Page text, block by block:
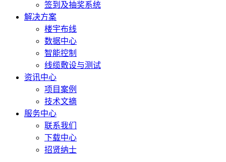
签到及抽奖系统
解决方案
楼宇布线
数据中心
智能控制
线缆敷设与测试
资讯中心
项目案例
技术文摘
服务中心
联系我们
下载中心
招贤纳士